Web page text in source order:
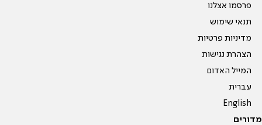
פרסמו אצלנו
תנאי שימוש
מדיניות פרטיות
הצהרת נגישות
המייל האדום
עברית
English
מדורים